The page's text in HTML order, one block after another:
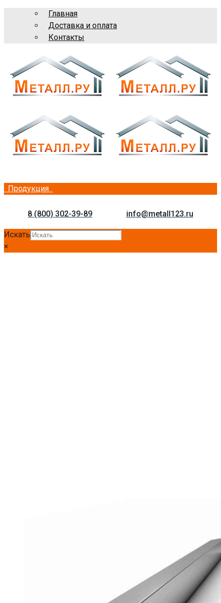
Главная
Доставка и оплата
Контакты
Продукция
8 (800) 302-39-89 info@metall123.ru
Искать
×